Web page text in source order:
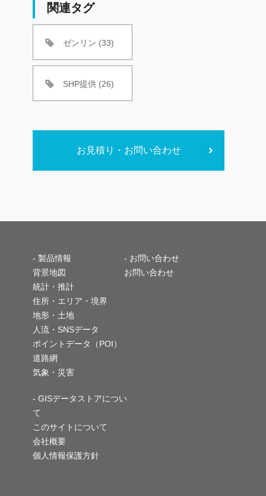
関連タグ
ゼンリン (33)
SHP提供 (26)
お見積り・お問い合わせ
- 製品情報
背景地図
統計・推計
住所・エリア・境界
地形・土地
人流・SNSデータ
ポイントデータ（POI）
道路網
気象・災害
- お問い合わせ
お問い合わせ
- GISデータストアについ
て
このサイトについて
会社概要
個人情報保護方針